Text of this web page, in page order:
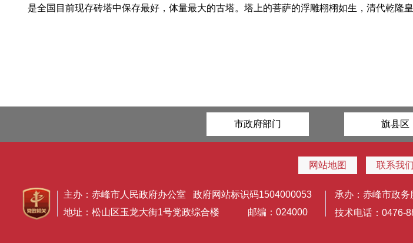
是全国目前现存砖塔中保存最好，体量最大的古塔。塔上的菩萨的浮雕栩栩如生，清代乾隆
市政府部门 旗县区
网站地图 联系我们
主办：赤峰市人民政府办公室 政府网站标识码1504000053
地址：松山区玉龙大街1号党政综合楼 邮编：024000
承办：赤峰市政
技术电话：0476-